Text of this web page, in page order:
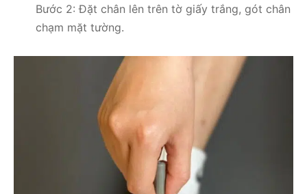
Bước 2: Đặt chân lên trên tờ giấy trắng, gót chân
chạm mặt tường.